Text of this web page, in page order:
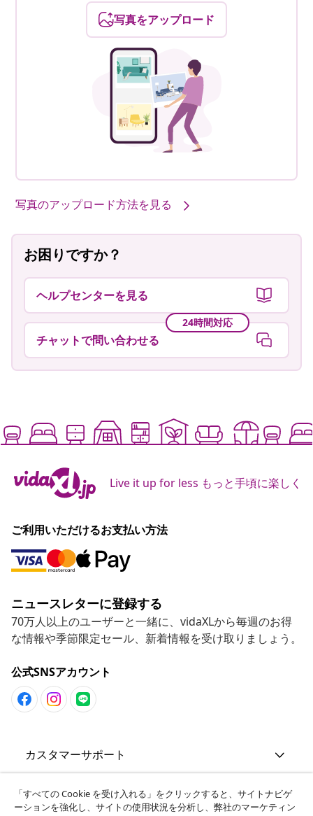
写真をアップロード
写真のアップロード方法を見る
お困りですか？
ヘルプセンターを見る
24時間対応
チャットで問い合わせる
Live it up for less もっと手頃に楽しく
ご利用いただけるお支払い方法
ニュースレターに登録する
70万人以上のユーザーと一緒に、vidaXLから毎週のお得
な情報や季節限定セール、新着情報を受け取りましょう。
公式SNSアカウント
カスタマーサポート
ビジネス・パートナーシップ
「すべての Cookie を受け入れる」をクリックすると、サイトナビゲ
ーションを強化し、サイトの使用状況を分析し、弊社のマーケティン